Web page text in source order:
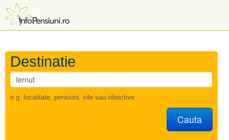
Destinatie
e.g. localitate, pensiuni, vile sau obiective
Cauta